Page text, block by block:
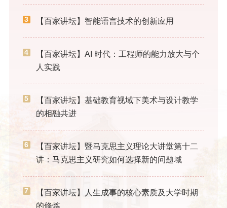
3 【百家讲坛】智能语言技术的创新应用
4
【百家讲坛】AI 时代：工程师的能力放大与个
人实践
5
【百家讲坛】基础教育视域下美术与设计教学
的相融共进
6
【百家讲坛】暨马克思主义理论大讲堂第十二
讲：马克思主义研究如何选择新的问题域
7
【百家讲坛】人生成事的核心素质及大学时期
的修炼